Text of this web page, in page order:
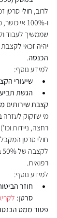
ו-100%
יהיה זכאי
הכנסה.
למידע נוסף:
שיעורי
הגשת
קצבת שירותים
מי שזקוק לעזרה
רחצה, ניידות
חולי סרטן
רפואית.
למידע נוסף:
חוזר
סרטן:
פטור ממס